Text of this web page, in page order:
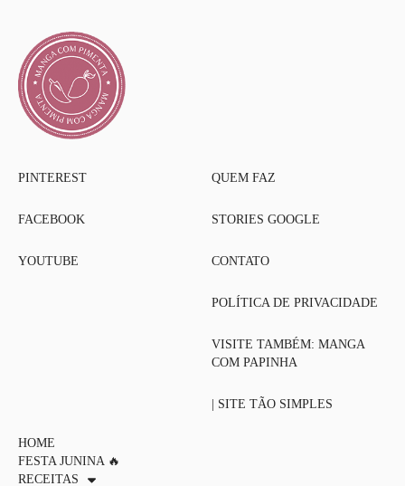
PINTEREST
FACEBOOK
YOUTUBE
QUEM FAZ
STORIES GOOGLE
CONTATO
POLÍTICA DE PRIVACIDADE
VISITE TAMBÉM: MANGA
COM PAPINHA
| SITE TÃO SIMPLES
HOME
FESTA JUNINA 🔥
RECEITAS